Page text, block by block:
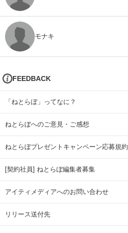
モナキ
FEEDBACK
「ねとらぼ」ってなに？
ねとらぼへのご意見・ご感想
ねとらぼプレゼントキャンペーン応募規約
[契約社員] ねとらぼ編集者募集
アイティメディアへのお問い合わせ
リリース送付先